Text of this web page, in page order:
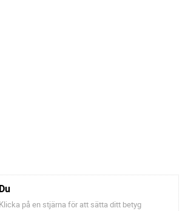
Du
Klicka på en stjärna för att sätta ditt betyg